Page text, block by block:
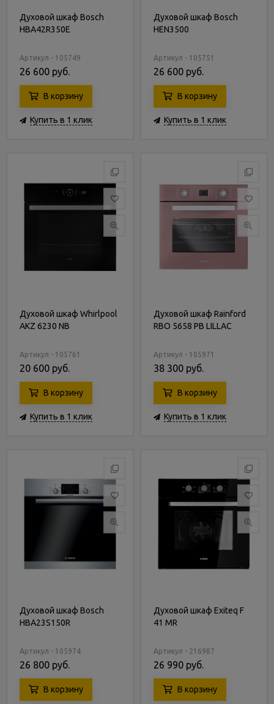
Духовой шкаф Bosch
HBA42R350E
Артикул - 105749
26 600 руб.
В корзину
Купить в 1 клик
Духовой шкаф Bosch
HEN3500
Артикул - 105751
26 600 руб.
В корзину
Купить в 1 клик
Духовой шкаф Whirlpool
AKZ 6230 NB
Артикул - 105761
20 600 руб.
В корзину
Купить в 1 клик
Духовой шкаф Rainford
RBO 5658 PB LILLAC
Артикул - 105971
38 300 руб.
В корзину
Купить в 1 клик
Духовой шкаф Bosch
HBA23S150R
Артикул - 105974
26 800 руб.
В корзину
Духовой шкаф Exiteq F
41 MR
Артикул - 216987
26 990 руб.
В корзину